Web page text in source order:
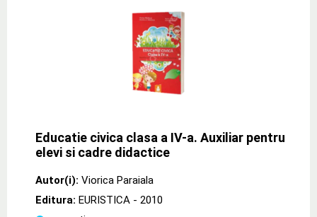
Educatie civica clasa a IV-a. Auxiliar pentru
elevi si cadre didactice
Autor(i): Viorica Paraiala
Editura: EURISTICA - 2010